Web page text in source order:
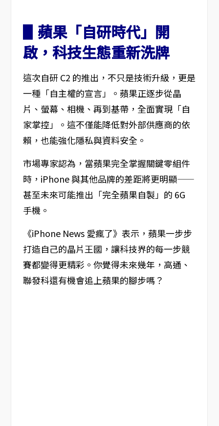
▋蘋果「自研時代」開
啟，科技生態重新洗牌
這次自研 C2 的推出，不只是技術升級，更是
一種「自主權的宣言」。蘋果正逐步從晶
片、螢幕、相機、再到基帶，全面實現「自
家掌控」。這不僅能降低對外部供應商的依
賴，也能強化隱私與資料安全。
市場專家認為，當蘋果完全掌握關鍵零組件
時，iPhone 與其他品牌的差距將更明顯——
甚至未來可能推出「完全蘋果自製」的 6G
手機。
《iPhone News 愛瘋了》表示，蘋果一步步
打造自己的晶片王國，讓科技界的每一步競
賽都變得更精彩。你覺得未來幾年，高通、
聯發科還有機會追上蘋果的腳步嗎？